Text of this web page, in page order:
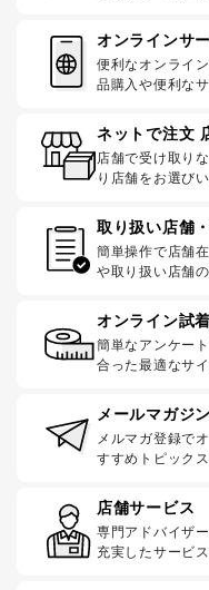
オンラインサ
便利なオンライ
品購入や便利な
ネットで注文
店舗で受け取り
り店舗をお選び
取り扱い店舗
簡単操作で店舗
や取り扱い店舗
オンライン試
簡単なアンケー
合った最適なサ
メールマガジ
メルマガ登録で
すすめトピック
店舗サービス
専門アドバイザ
充実したサービ